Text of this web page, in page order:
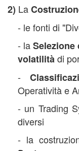
2) La
- le fonti di
- laSelezione
volatilitàdi
-
Operatività e
- un Trading
diversi
- la